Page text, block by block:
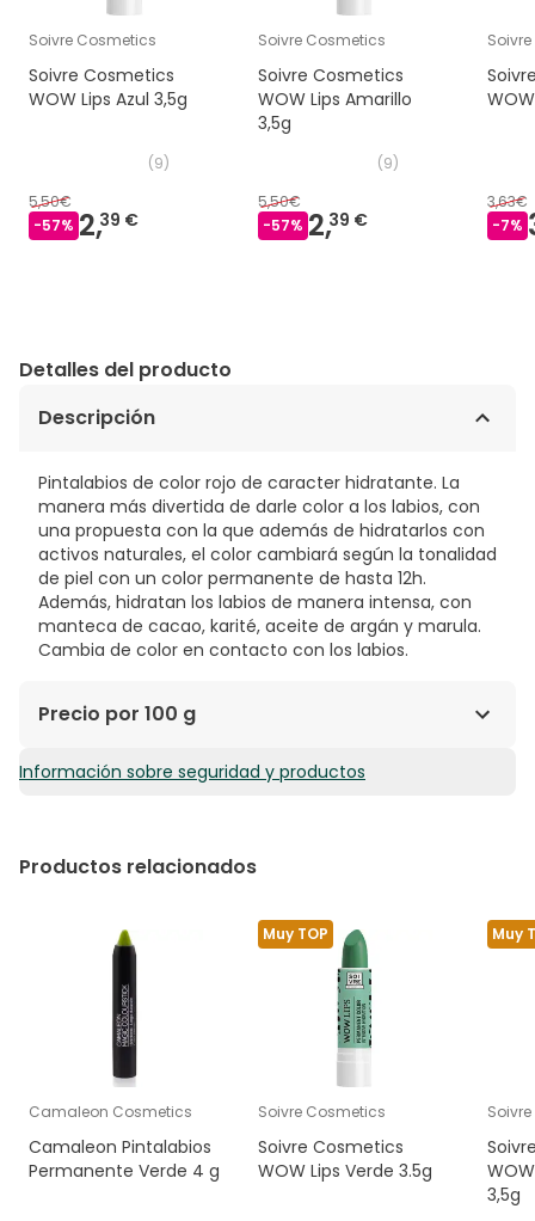
Soivre Cosmetics
Soivre Cosmetics
WOW Lips Azul 3,5g
(9)
5,50€
-57% 2,39 €
Soivre Cosmetics
Soivre Cosmetics
WOW Lips Amarillo
3,5g
(9)
5,50€
-57% 2,39 €
3,63€
-7%
Detalles del producto
Descripción
Pintalabios de color rojo de caracter hidratante. La
manera más divertida de darle color a los labios, con
una propuesta con la que además de hidratarlos con
activos naturales, el color cambiará según la tonalidad
de piel con un color permanente de hasta 12h.
Además, hidratan los labios de manera intensa, con
manteca de cacao, karité, aceite de argán y marula.
Cambia de color en contacto con los labios.
Precio por 100 g
68,29€ / 100 g
Información sobre seguridad y productos
Productos relacionados
Camaleon Cosmetics
Camaleon Pintalabios
Permanente Verde 4 g
Muy TOP
Soivre Cosmetics
Soivre Cosmetics
WOW Lips Verde 3.5g
Muy
3,5g